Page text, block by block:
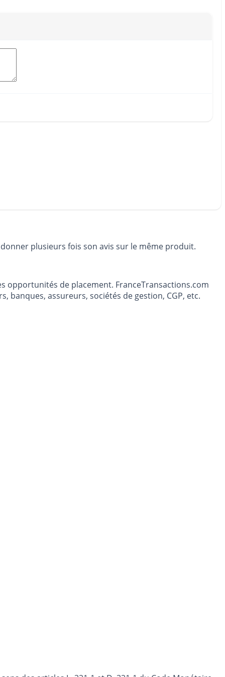
plusieurs fois son avis sur le même produit.
opportunités de placement. FranceTransactions.com
banques, assureurs, sociétés de gestion, CGP, etc.